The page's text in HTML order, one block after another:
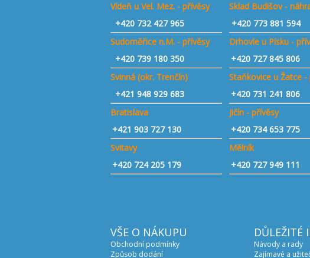
Vídeň u Vel. Mez. - přívěsy
+420 732 427 965
Sudoměřice n.M. - přívěsy
+420 739 180 350
Svinná (okr. Trenčín)
+421 948 929 683
Bratislava
+421 903 727 130
Svitavy
+420 724 205 179
Sklad Budišov -
+420 773 881 594
Drhovle u Písku -
+420 727 845 806
Staňkovice u Žatce -
+420 731 241 806
Jičín - přívěsy
+420 734 653 775
Mělník
+420 727 949 111
VŠE O NÁKUPU
Obchodní podmínky
Způsob dodání
DŮLEŽITÉ
Návody a rady
Zajímavé a